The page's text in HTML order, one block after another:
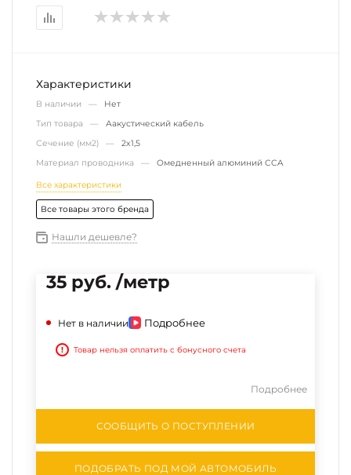
Характеристики
В наличии — Нет
Тип товара — Аакустический кабель
Сечение (мм2) — 2х1,5
Материал проводника — Омедненный алюминий CCA
Все характеристики
Все товары этого бренда
Нашли дешевле?
35 руб. /метр
Нет в наличии Подробнее
! Товар нельзя оплатить с бонусного счета
Подробнее
СООБЩИТЬ О ПОСТУПЛЕНИИ
ПОДОБРАТЬ ПОД МОЙ АВТОМОБИЛЬ